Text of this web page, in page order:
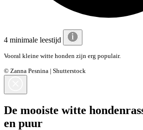
4 minimale leestijd
Vooral kleine witte honden zijn erg populair.
© Zanna Pesnina | Shutterstock
De mooiste witte
en puur